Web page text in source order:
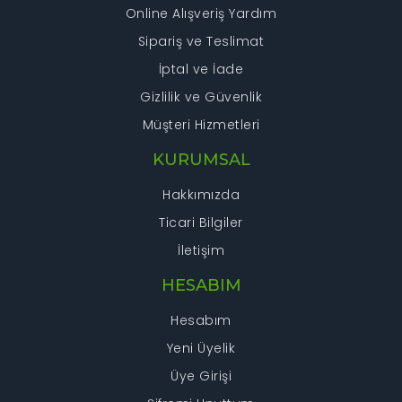
Online Alışveriş Yardım
Sipariş ve Teslimat
İptal ve İade
Gizlilik ve Güvenlik
Müşteri Hizmetleri
KURUMSAL
Hakkımızda
Ticari Bilgiler
İletişim
HESABIM
Hesabım
Yeni Üyelik
Üye Girişi